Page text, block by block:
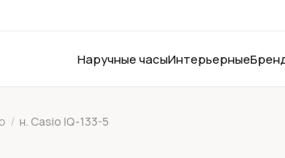
Наручные часыИнтерьерные
/ н. Casio IQ-133-5